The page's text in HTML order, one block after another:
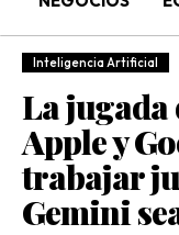
Inteligencia Artificial
La jugada
Apple y
trabajar
Gemini